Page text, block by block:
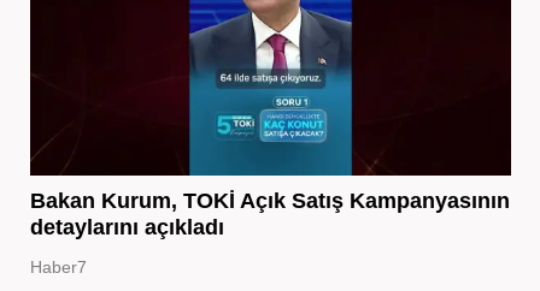
Bakan Kurum, TOKİ Açık Satış Kampanyasının
detaylarını açıkladı
Haber7